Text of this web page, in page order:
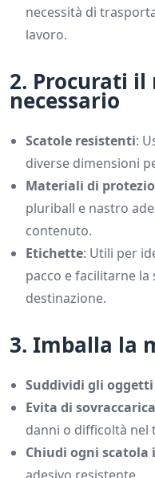
necessità di
lavoro.
2. Procurati
necessario
Scatole resistenti:
diverse dimensioni
Materiali di
pluriball e nastro
contenuto.
Etichette: Utili per
pacco e facilitarne
destinazione.
3. Imballa la
Suddividi gli oggetti
Evita di
danni o difficoltà nel
Chiudi ogni scatola